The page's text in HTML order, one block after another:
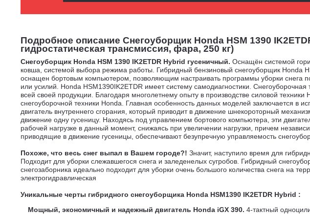
Подробное описание Снегоуборщик Honda HSM 1390
гидростатическая трансмиссия, фара, 250 кг)
Снегоуборщик Honda HSM 1390 IK2ETDR Hybrid гусеничный. Оснащён системой
ковша, системой выбора режима работы. Гибридный бензиновый снегоуборщик Honda
оснащен бортовым компьютером, позволяющим настраивать программы уборки снега
или усилий. Honda HSM1390IK2ETDR имеет систему самодиагностики.
всей своей продукции. Благодаря многолетнему опыту в производстве силовой
снегоуборочной техники Honda. Главная особенность данных моделей заключается в
двигатель внутреннего сгорания, который приводит в движение шнекороторный
движение одну гусеницу. Находясь под управлением бортового компьютера, эти
рабочей нагрузке в данный момент, снижаясь при увеличении нагрузки, причем
приводящие в движение гусеницы, обеспечивают безупречную управляемость
Похоже, что весь снег выпал в Вашем городе?! Значит, наступило время для
Подходит для уборки слежавшегося снега и заледенелых сугробов. Гибридный
снегозаборника идеально подходит для уборки очень большого количества снега на
электрогидравлическая
Уникальные черты гибридного снегоуборщика Honda HSM1390 IK2ETDR Hybrid :
Мощный, экономичный и надежный двигатель Honda iGX 390. 4-тактный